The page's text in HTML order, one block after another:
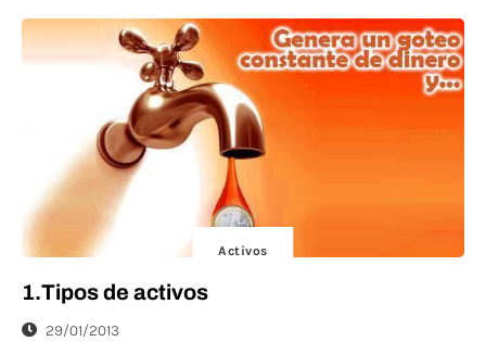
Activos
1.Tipos de activos
29/01/2013